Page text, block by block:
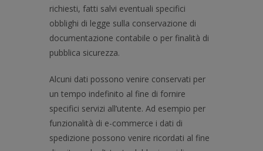
richiesti, fatti salvi eventuali specifici
obblighi di legge sulla conservazione di
documentazione contabile o per finalità di
pubblica sicurezza.
Alcuni dati possono venire conservati per
un tempo indefinito al fine di fornire
specifici servizi all’utente. Ad esempio per
funzionalità di e-commerce i dati di
spedizione possono venire ricordati al fine